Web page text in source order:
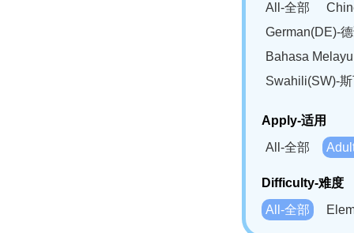
All-全部
German(DE)-
Bahasa
Swahili(SW)-
Apply-适用
All-全部
Difficulty-难度
All-全部